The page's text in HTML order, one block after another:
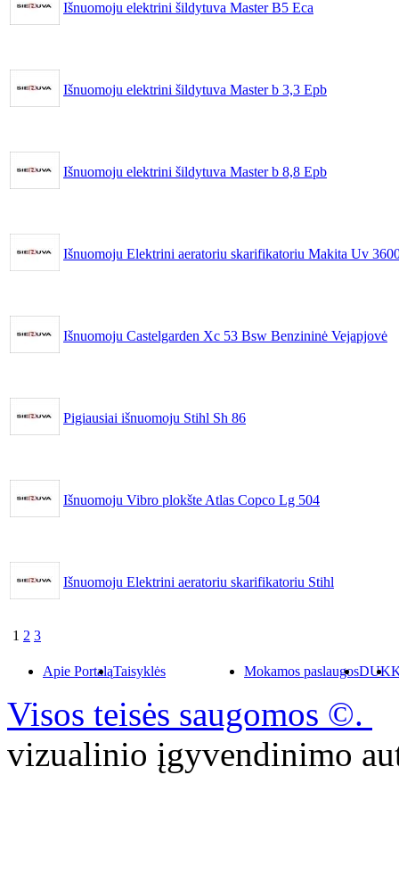
Išnuomoju elektrini šildytuva Master B5 Eca
Išnuomoju elektrini šildytuva Master b 3,3 Epb
Išnuomoju elektrini šildytuva Master b 8,8 Epb
Išnuomoju Elektrini aeratoriu skarifikatoriu Makita Uv
Išnuomoju Castelgarden Xc 53 Bsw Benzininė Vejapjovė
Pigiausiai išnuomoju Stihl Sh 86
Išnuomoju Vibro plokšte Atlas Copco Lg 504
Išnuomoju Elektrini aeratoriu skarifikatoriu Stihl
1 2 3
Apie PortaląTaisyklės Mokamos paslaugosDUK
Visos teisės saugomos ©.
vizualinio įgyvendinimo